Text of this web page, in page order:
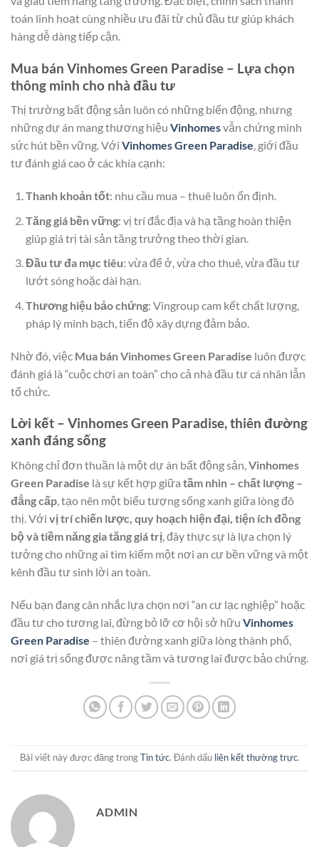
toán linh hoạt cùng nhiều ưu đãi từ chủ đầu tư giúp khách
hàng dễ dàng tiếp cận.
Mua bán Vinhomes Green Paradise – Lựa chọn
thông minh cho nhà đầu tư
Thị trường bất động sản luôn có những biến động, nhưng
những dự án mang thương hiệu Vinhomesvẫn chứng minh
sức hút bền vững. Với Vinhomes Green Paradise, giới đầu
tư đánh giá cao ở các khía cạnh:
Thanh khoản tốt: nhu cầu mua – thuê luôn ổn định.
Tăng giá bền vững: vị trí đắc địa và hạ tầng hoàn thiện
giúp giá trị tài sản tăng trưởng theo thời gian.
Đầu tư đa mục tiêu: vừa để ở, vừa cho thuê, vừa đầu tư
lướt sóng hoặc dài hạn.
Thương hiệu bảo chứng: Vingroup cam kết chất lượng,
pháp lý minh bạch, tiến độ xây dựng đảm bảo.
Nhờ đó, việc Mua bán Vinhomes Green Paradise luôn được
đánh giá là “cuộc chơi an toàn” cho cả nhà đầu tư cá nhân lẫn
tổ chức.
Lời kết – Vinhomes Green Paradise, thiên đường
xanh đáng sống
Không chỉ đơn thuần là một dự án bất động sản,Vinhomes
Green Paradise là sự kết hợp giữa tầm nhìn – chất lượng –
đẳng cấp, tạo nên một biểu tượng sống xanh giữa lòng đô
thị. Với vị trí chiến lược, quy hoạch hiện đại, tiện ích đồng
bộ và tiềm năng gia tăng giá trị, đây thực sự là lựa chọn lý
tưởng cho những ai tìm kiếm một nơi an cư bền vững và một
kênh đầu tư sinh lời an toàn.
Nếu bạn đang cân nhắc lựa chọn nơi “an cư lạc nghiệp” hoặc
đầu tư cho tương lai, đừng bỏ lỡ cơ hội sở hữu Vinhomes
Green Paradise – thiên đường xanh giữa lòng thành phố,
nơi giá trị sống được nâng tầm và tương lai được bảo chứng.
Bài viết này được đăng trongTin tức. Đánh dấu liên kết thường trực.
ADMIN